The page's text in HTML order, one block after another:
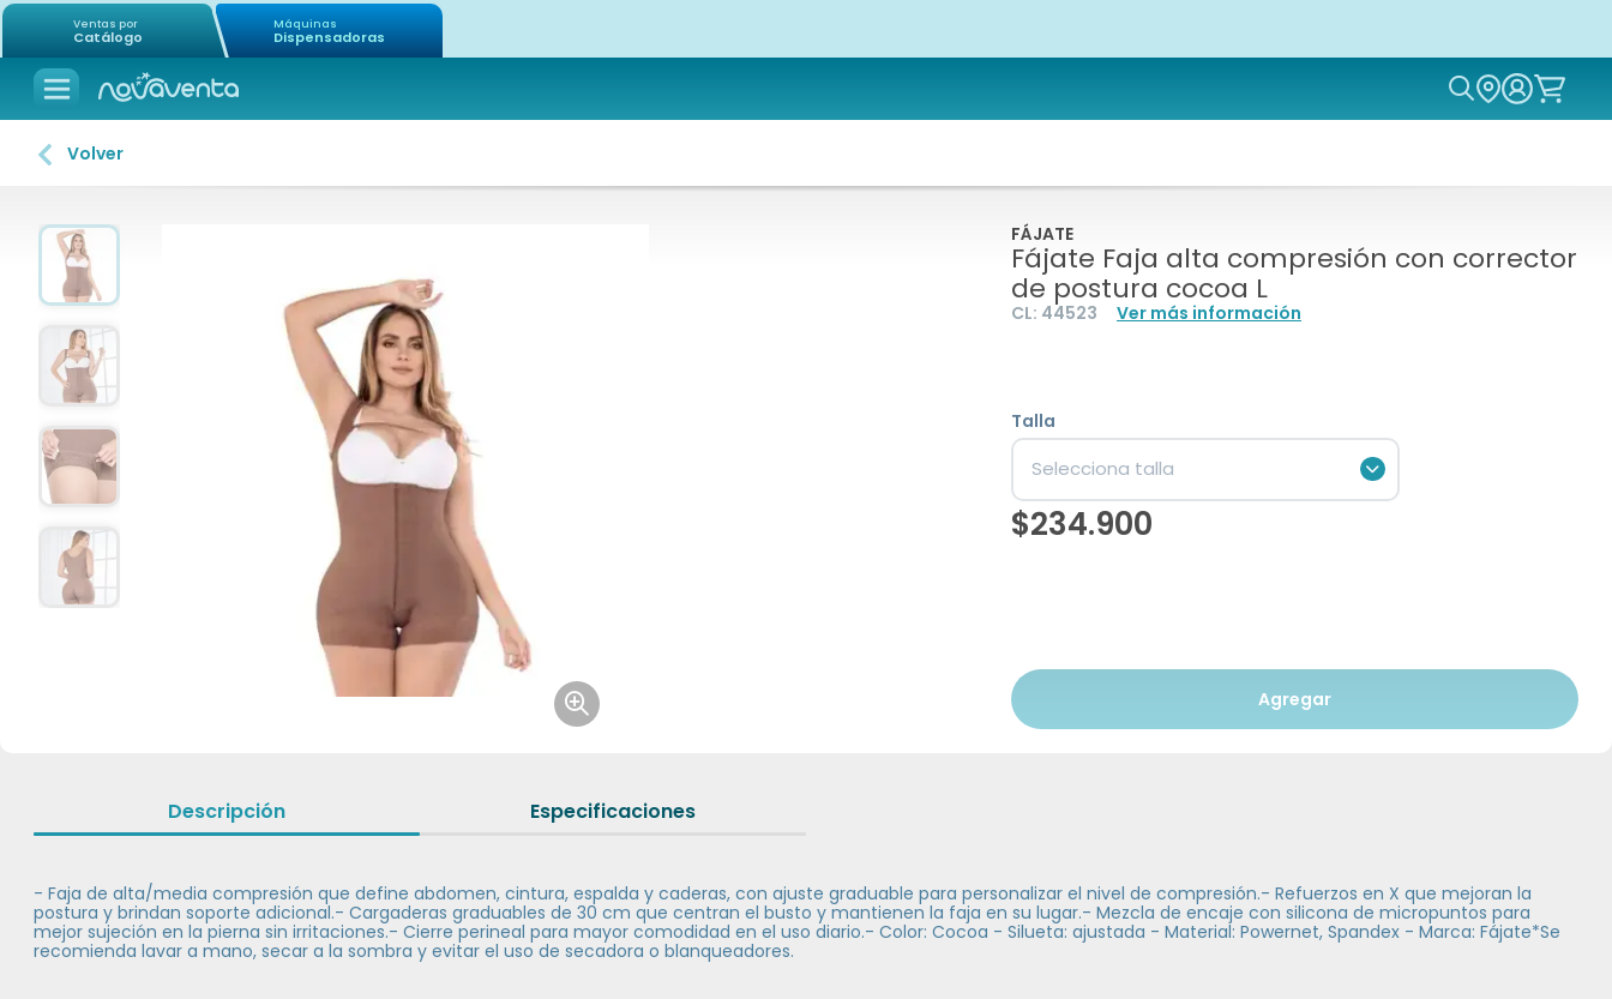
Ventas por
Catálogo
Máquinas
Dispensadoras
Icon of
Volver
Icon of magnifying-glass-plus
FÁJATE
Fájate Faja alta compresión con corrector
de postura cocoa L
CL: 44523 Ver más información
Talla
Selecciona talla
Icon of chevron-down
$234.900
Agregar
Descripción Especificaciones
- Faja de alta/media compresión que define abdomen, cintura, espalda y caderas, con ajuste graduable para personalizar el nivel de compresión.- Refuerzos en X que mejoran la
postura y brindan soporte adicional.- Cargaderas graduables de 30 cm que centran el busto y mantienen la faja en su lugar.- Mezcla de encaje con silicona de micropuntos para
mejor sujeción en la pierna sin irritaciones.- Cierre perineal para mayor comodidad en el uso diario.- Color: Cocoa - Silueta: ajustada - Material: Powernet, Spandex - Marca: Fájate*Se
recomienda lavar a mano, secar a la sombra y evitar el uso de secadora o blanqueadores.